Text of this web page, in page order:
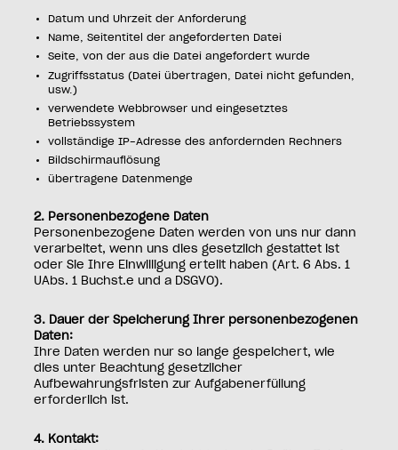
Datum und Uhrzeit der Anforderung
Name, Seitentitel der angeforderten Datei
Seite, von der aus die Datei angefordert wurde
Zugriffsstatus (Datei übertragen, Datei nicht gefunden,
usw.)
verwendete Webbrowser und eingesetztes
Betriebssystem
vollständige IP-Adresse des anfordernden Rechners
Bildschirmauflösung
übertragene Datenmenge
2. Personenbezogene Daten
Personenbezogene Daten werden von uns nur dann
verarbeitet, wenn uns dies gesetzlich gestattet ist
oder Sie Ihre Einwilligung erteilt haben (Art. 6 Abs. 1
UAbs. 1 Buchst.e und a DSGVO).
3. Dauer der Speicherung Ihrer personenbezogenen
Daten:
Ihre Daten werden nur so lange gespeichert, wie
dies unter Beachtung gesetzlicher
Aufbewahrungsfristen zur Aufgabenerfüllung
erforderlich ist.
4. Kontakt: